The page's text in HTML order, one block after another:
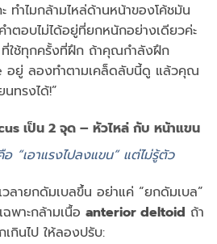
ทำไมกล้ามไหล่ด้านหน้าของโค้ชมัน
ตอบไม่ได้อยู่ที่ยกหนักอย่างเดียวค่ะ
ที่ใช้ทุกครั้งที่ฝึก ถ้าคุณกำลังฝึก
อยู่ ลองทำตามเคล็ดลับนี้ดู แล้วคุณ
นทรงได้!”
เป็น 2 จุด – หัวไหล่ กับ หน้าแขน
“เอาแรงไปลงแขน” แต่ไม่รู้ตัว
ลายกดัมเบลขึ้น อย่าแค่ “ยกดัมเบล”
พาะกล้ามเนื้อ anterior deltoid ถ้า
กินไป ให้ลองปรับ: